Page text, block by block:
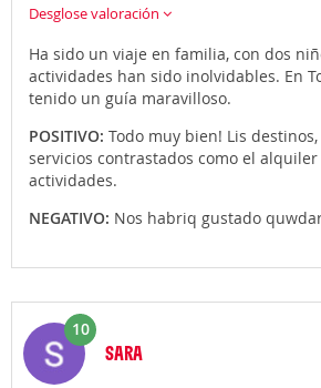
Desglose valoración
Ha sido un viaje en familia, con dos
actividades han sido inolvidables. En
tenido un guía maravilloso.
POSITIVO: Todo muy bien! Lis
servicios contrastados como el
actividades.
NEGATIVO: Nos habriq gustado
10
SARA